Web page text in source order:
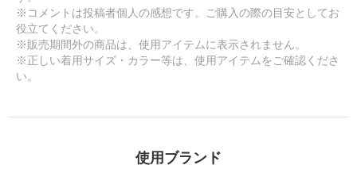
※コメントは投稿者個人の感想です。ご購入の際の目安としてお
役立てください。
※販売期間外の商品は、使用アイテムに表示されません。
※正しい着用サイズ・カラー等は、使用アイテムをご確認くださ
い。
使用ブランド